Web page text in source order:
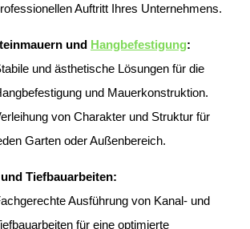
Auftritt Ihres Unternehmens.
und Hangbefestigung:
und ästhetische Lösungen für die
und Mauerkonstruktion.
von Charakter und Struktur für
Garten oder Außenbereich.
Tiefbauarbeiten:
Ausführung von Kanal- und
für eine optimierte